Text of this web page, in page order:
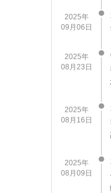
2025年
09月06日
2025年
08月23日
2025年
08月16日
2025年
08月09日